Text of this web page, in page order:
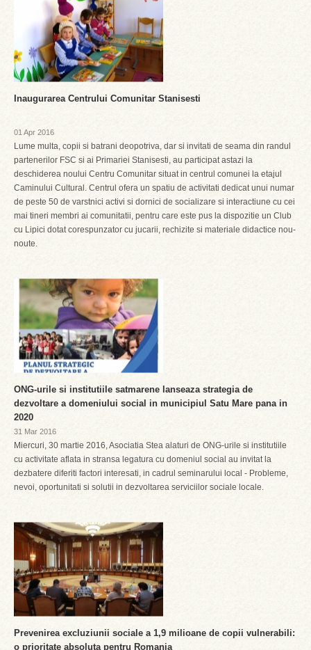
Inaugurarea Centrului Comunitar Stanisesti
01 Apr 2016
Lume multa, copii si batrani deopotriva, dar si invitati de seama din randul
partenerilor FSC si ai Primariei Stanisesti, au participat astazi la
deschiderea noului Centru Comunitar situat in centrul comunei la etajul
Caminului Cultural. Centrul ofera un spatiu de activitati dedicat unui numar
de peste 50 de varstnici activi si dornici de socializare si interactiune cu cei
mai tineri membri ai comunitatii, pentru care este pus la dispozitie un Club
cu Lipici dotat corespunzator cu jucarii, rechizite si materiale didactice nou-
noute.
ONG-urile si institutiile satmarene lanseaza strategia de
dezvoltare a domeniului social in municipiul Satu Mare pana in
2020
31 Mar 2016
Miercuri, 30 martie 2016, Asociatia Stea alaturi de ONG-urile si institutiile
cu activitate aflata in stransa legatura cu domeniul social au invitat la
dezbatere diferiti factori interesati, in cadrul seminarului local - Probleme,
nevoi, oportunitati si solutii in dezvoltarea serviciilor sociale locale.
Prevenirea excluziunii sociale a 1,9 milioane de copii vulnerabili:
o prioritate absoluta pentru Romania